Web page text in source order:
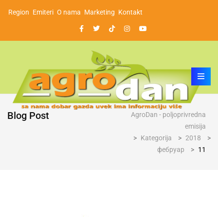
Region Emiteri O nama Marketing Kontakt
Blog Post
AgroDan - poljoprivredna
emisija
> Kategorija > 2018
>
фебруар
> 11